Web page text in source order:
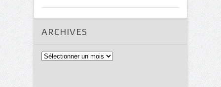
ARCHIVES
Archives